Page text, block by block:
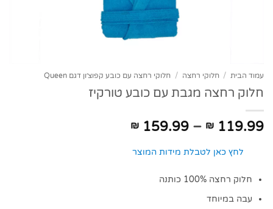
עמוד הבית / חלוקי רחצה / חלוקי רחצה עם כובע קפוצ׳ון דגם Queen
חלוק רחצה מגבת עם כובע טורקיז
₪ 119.99
–
₪ 159.99
לחץ כאן לטבלת מידות המוצר
חלוק רחצה 100% כותנה
עבה במיוחד